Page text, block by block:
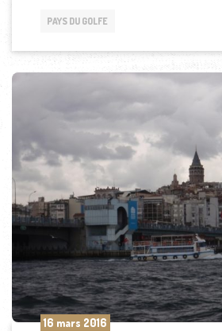
PAYS DU GOLFE
16 mars 2016